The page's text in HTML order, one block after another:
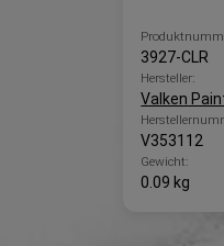
3927-CLR
Hersteller:
Valken
V353112
Gewicht:
0.09 kg